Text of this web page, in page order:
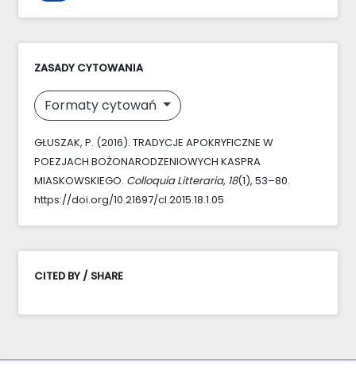
ZASADY CYTOWANIA
Formaty cytowań
GŁUSZAK, P. (2016). TRADYCJE APOKRYFICZNE W
POEZJACH BOŻONARODZENIOWYCH KASPRA
MIASKOWSKIEGO. Colloquia Litteraria, 18(1), 53–80.
https://doi.org/10.21697/cl.2015.18.1.05
CITED BY / SHARE